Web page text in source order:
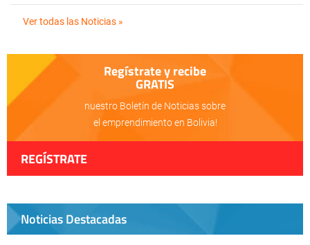
Ver todas las Noticias »
Regístrate y recibe
GRATIS
nuestro Boletín de Noticias sobre
el emprendimiento en Bolivia!
REGÍSTRATE
Noticias Destacadas